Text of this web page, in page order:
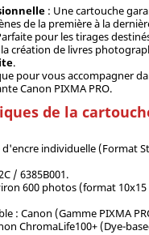
: Une cartouche
de la première à la
pour les tirages
création de livres
.
pour vous accompagner
Canon PIXMA PRO.
de la
d'encre individuelle (Format
/ 6385B001.
600 photos (format
: Canon (Gamme PIXMA
ChromaLife100+ (Dye-